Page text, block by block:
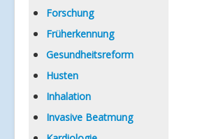
Forschung
Früherkennung
Gesundheitsreform
Husten
Inhalation
Invasive Beatmung